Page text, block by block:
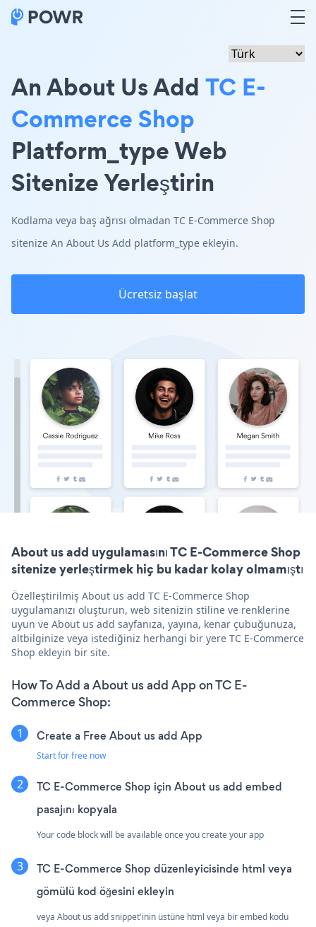
An About Us Add TC E-
Commerce Shop
Platform_type Web
Sitenize Yerleştirin
Kodlama veya baş ağrısı olmadan TC E-Commerce Shop
sitenize An About Us Add platform_type ekleyin.
Ücretsiz başlat
About us add uygulamasını TC E-Commerce Shop
sitenize yerleştirmek hiç bu kadar kolay olmamıştı
Özelleştirilmiş About us add TC E-Commerce Shop
uygulamanızı oluşturun, web sitenizin stiline ve renklerine
uyun ve About us add sayfanıza, yayına, kenar çubuğunuza,
altbilginize veya istediğiniz herhangi bir yere TC E-Commerce
Shop ekleyin bir site.
How To Add a About us add App on TC E-
Commerce Shop:
Create a Free About us add App
Start for free now
TC E-Commerce Shop için About us add embed
pasajını kopyala
Your code block will be available once you create your app
TC E-Commerce Shop düzenleyicisinde html veya
gömülü kod öğesini ekleyin
veya About us add snippet'inin üstüne html veya bir embed kodu